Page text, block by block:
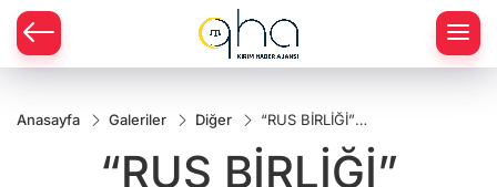
Anasayfa Galeriler Diğer
“RUS BİRLİĞİ”
ALMAN
İŞGALİNDEN
“RUS BİRLİĞİ”